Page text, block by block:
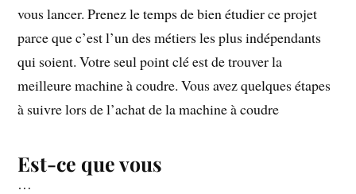
vous lancer. Prenez le temps de bien étudier ce projet
parce que c’est l’un des métiers les plus indépendants
qui soient. Votre seul point clé est de trouver la
meilleure machine à coudre. Vous avez quelques étapes
à suivre lors de l’achat de la machine à coudre
Est-ce que vous
…